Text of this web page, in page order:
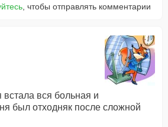
, чтобы отправлять комментарии
вся больная и
был отходняк после сложной